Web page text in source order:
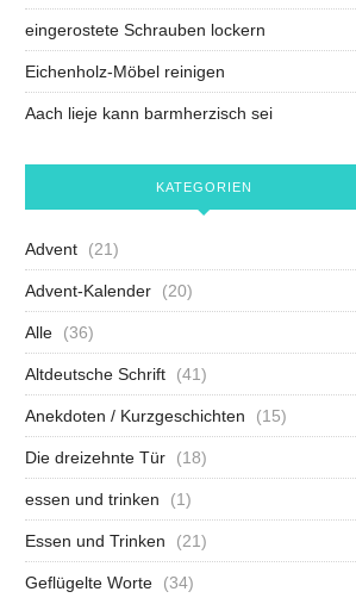
eingerostete Schrauben lockern
Eichenholz-Möbel reinigen
Aach lieje kann barmherzisch sei
KATEGORIEN
Advent (21)
Advent-Kalender (20)
Alle (36)
Altdeutsche Schrift (41)
Anekdoten / Kurzgeschichten (15)
Die dreizehnte Tür (18)
essen und trinken (1)
Essen und Trinken (21)
Geflügelte Worte (34)